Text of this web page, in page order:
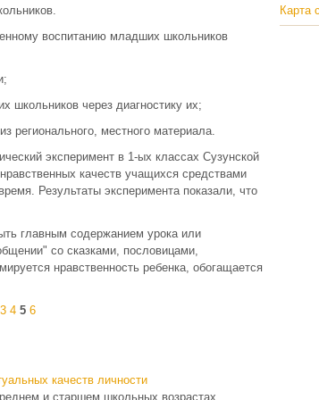
воспитанию младших школьников
школьников через диагностику их;
регионального, местного материала.
эксперимент в 1-ых классах Сузунской
качеств учащихся средствами
Результаты эксперимента показали, что
главным содержанием урока или
со сказками, пословицами,
нравственность ребенка, обогащается
3 4 5 6
качеств личности
и старшем школьных возрастах,
Карта